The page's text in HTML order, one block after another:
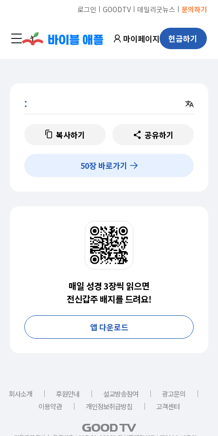
로그인 ㅣ GOODTVㅣ 데일리굿뉴스 ㅣ 문의하기
마이페이지 헌금하기
:
복사하기 공유하기
50장 바로가기
매일 성경 3장씩 읽으면
전신갑주 배지를 드려요!
앱 다운로드
회사소개 ｜ 후원안내 ｜ 설교방송참여 ｜ 광고문의
｜
이용약관
｜ 개인정보취급방침 ｜ 고객센터